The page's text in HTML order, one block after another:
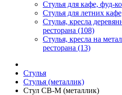
Стулья для кафе, фуд-
Стулья для летних
Стулья, кресла
ресторана (108)
Стулья, кресла на
ресторана (13)
Стулья
Стулья (металлик)
Стул CВ-М (металлик)